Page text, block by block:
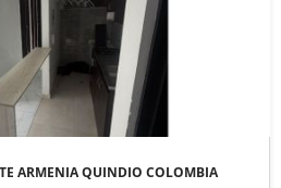
ARMENIA QUINDIO COLOMBIA